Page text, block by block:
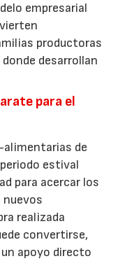
empresarial
productoras
desarrollan
para el
alimentarias de
estival
para acercar los
realizada
convertirse,
apoyo directo